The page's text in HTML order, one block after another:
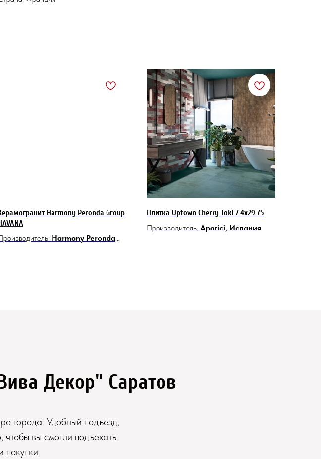
Harmony Peronda Group
Harmony Peronda
Плитка Uptown Cherry Toki 7.4x29.75
Производитель: Aparici, Испания
Декор" Саратов
города. Удобный подъезд,
чтобы вы смогли подъехать
покупки.